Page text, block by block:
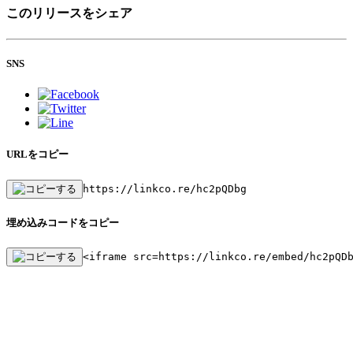
このリリースをシェア
SNS
URLをコピー
https://linkco.re/hc2pQDbg
埋め込みコードをコピー
<iframe src=https://linkco.re/embed/